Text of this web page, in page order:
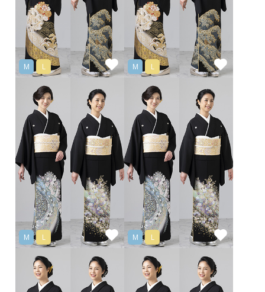
M L M L
M L M L